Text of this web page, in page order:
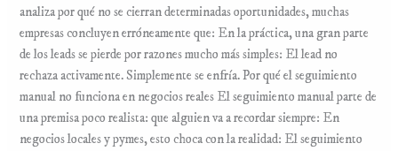
analiza por qué no se cierran determinadas oportunidades, muchas
empresas concluyen erróneamente que: En la práctica, una gran parte
de los leads se pierde por razones mucho más simples: El lead no
rechaza activamente. Simplemente se enfría. Por qué el seguimiento
manual no funciona en negocios reales El seguimiento manual parte de
una premisa poco realista: que alguien va a recordar siempre: En
negocios locales y pymes, esto choca con la realidad: El seguimiento